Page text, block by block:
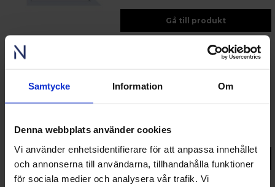
Samtycke Information Om
Denna webbplats använder cookies
Vi använder enhetsidentifierare för att anpassa innehållet
och annonserna till användarna, tillhandahålla funktioner
för sociala medier och analysera vår trafik. Vi
Gå till produkt
Lägsta pris senaste 30 dagarna:
Gå till produkt